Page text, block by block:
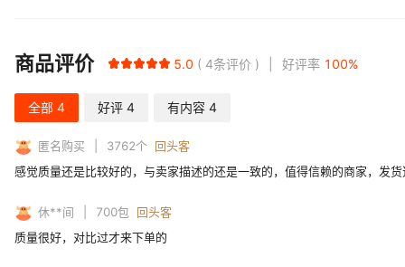
商品评价 5.0 4条评价 好评率 100%
全部 4 好评 4 有内容 4
匿名购买 3762个 回头客
感觉质量还是比较好的，与卖家描述的还是一致的，值得信赖的商家，发
休**间 700包
回头客
质量很好，对比过才来下单的